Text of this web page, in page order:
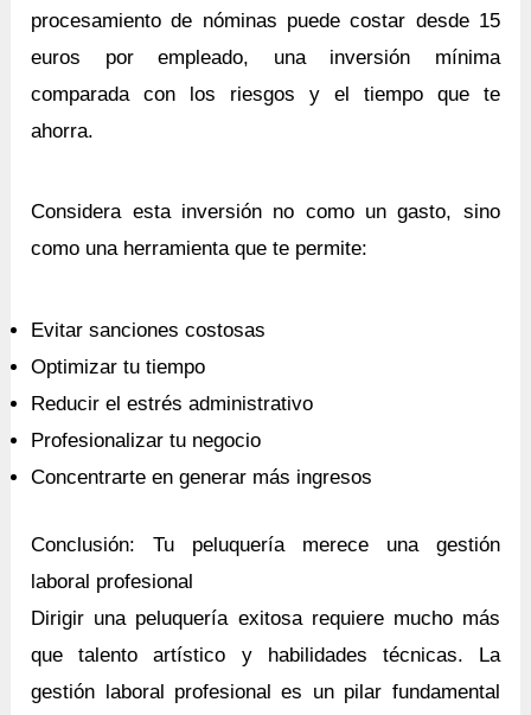
procesamiento de nóminas puede costar desde 15
euros por empleado, una inversión mínima
comparada con los riesgos y el tiempo que te
ahorra.
Considera esta inversión no como un gasto, sino
como una herramienta que te permite:
Evitar sanciones costosas
Optimizar tu tiempo
Reducir el estrés administrativo
Profesionalizar tu negocio
Concentrarte en generar más ingresos
Conclusión: Tu peluquería merece una gestión
laboral profesional
Dirigir una peluquería exitosa requiere mucho más
que talento artístico y habilidades técnicas. La
gestión laboral profesional es un pilar fundamental